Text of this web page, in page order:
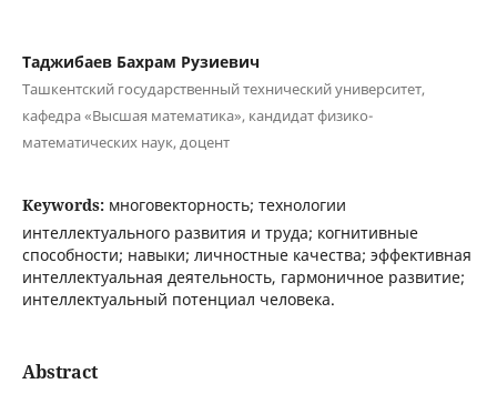
Таджибаев Бахрам Рузиевич
Ташкентский государственный технический университет,
кафедра «Высшая математика», кандидат физико-
математических наук, доцент
Keywords: многовекторность; технологии
интеллектуального развития и труда; когнитивные
способности; навыки; личностные качества; эффективная
интеллектуальная деятельность, гармоничное развитие;
интеллектуальный потенциал человека.
Abstract